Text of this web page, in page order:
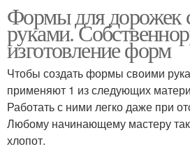
Руки без форм
Формы для дорожек
руками.
изготовление форм
Чтобы создать формы своими
применяют 1 из следующих
Работать с ними легко даже при
Любому начинающему мастеру
хлопот.